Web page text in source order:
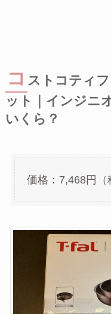
コ ストコティ
ット｜インジニ
いくら？
価格：7,468円（